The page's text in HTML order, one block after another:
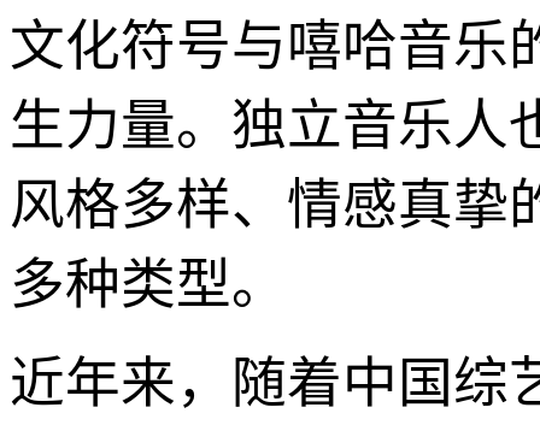
文化符号与嘻哈音乐
生力量。独立音乐人
风格多样、情感真挚
多种类型。
近年来，随着中国综